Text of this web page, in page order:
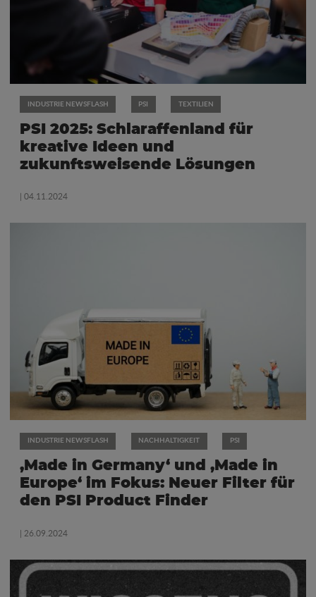
INDUSTRIE NEWSFLASH PSI TEXTILIEN
PSI 2025: Schlaraffenland für
kreative Ideen und
zukunftsweisende Lösungen
| 04.11.2024
INDUSTRIE NEWSFLASH NACHHALTIGKEIT PSI
‚Made in Germany‘ und ‚Made in
Europe‘ im Fokus: Neuer Filter für
den PSI Product Finder
| 26.09.2024